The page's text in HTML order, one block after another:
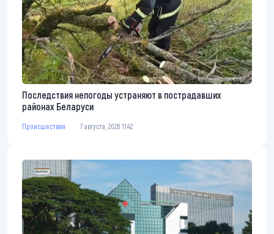
Последствия непогоды устраняют в пострадавших
районах Беларуси
Происшествия 7 августа, 2026 11:42